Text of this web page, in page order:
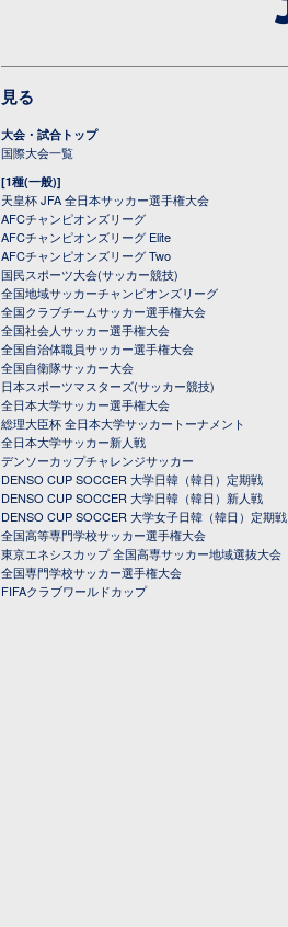
見る
大会・試合トップ
国際大会一覧
[1種(一般)]
天皇杯 JFA 全日本サッカー選手権大会
AFCチャンピオンズリーグ
AFCチャンピオンズリーグ Elite
AFCチャンピオンズリーグ Two
国民スポーツ大会(サッカー競技)
全国地域サッカーチャンピオンズリーグ
全国クラブチームサッカー選手権大会
全国社会人サッカー選手権大会
全国自治体職員サッカー選手権大会
全国自衛隊サッカー大会
日本スポーツマスターズ(サッカー競技)
全日本大学サッカー選手権大会
総理大臣杯 全日本大学サッカートーナメント
全日本大学サッカー新人戦
デンソーカップチャレンジサッカー
DENSO CUP SOCCER 大学日韓（韓日）定期戦
DENSO CUP SOCCER 大学日韓（韓日）新人戦
DENSO CUP SOCCER 大学女子日韓（韓日）定期戦
全国高等専門学校サッカー選手権大会
東京エネシスカップ 全国高専サッカー地域選抜大会
全国専門学校サッカー選手権大会
FIFAクラブワールドカップ